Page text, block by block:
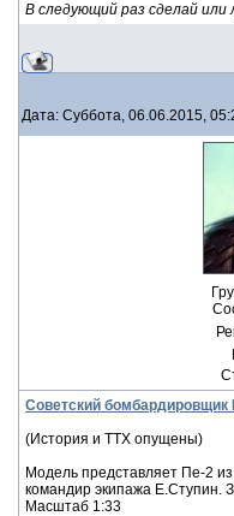
В следующий раз сделай или
Дата: Суббота, 06.06.2015,
Советский бомбардировщик
(История и ТТХ опущены)
Модель представляет Пе-2
командир экипажа Е.Ступин.
Масштаб 1:33